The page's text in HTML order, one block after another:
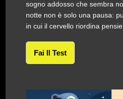
sogno addosso che sembra
notte non è solo una pausa:
in cui il cervello riordina
Fai Il Test